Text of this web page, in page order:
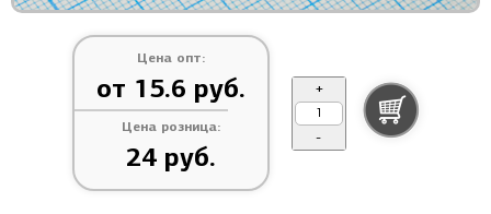
Цена опт:
от 15.6 руб.
Цена розница:
24 руб.
+
-